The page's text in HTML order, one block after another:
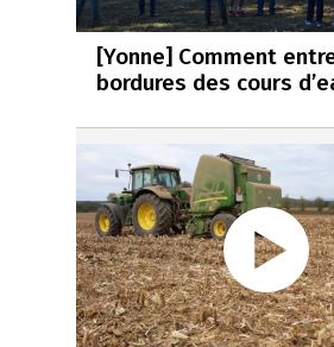
[Yonne] Comment
bordures des cours